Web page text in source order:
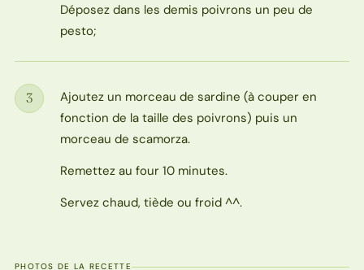
Déposez dans les demis poivrons un peu de
pesto;
Étape
3
Ajoutez un morceau de sardine (à couper en
fonction de la taille des poivrons) puis un
morceau de scamorza.
Remettez au four 10 minutes.
Servez chaud, tiède ou froid ^^.
PHOTOS DE LA RECETTE